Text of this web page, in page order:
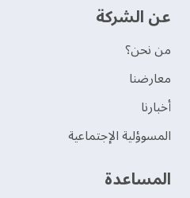
عن الشركة
من نحن؟
‫معارضنا‬
‫أخبارنا‬
المسوؤلية الإجتماعية
‫المساعدة‬